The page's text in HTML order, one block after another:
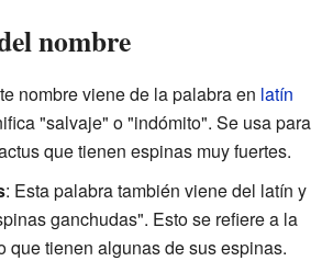
nombre
nombre viene de la palabra en latín
"salvaje" o "indómito". Se usa para
que tienen espinas muy fuertes.
: Esta palabra también viene del latín y
ganchudas". Esto se refiere a la
que tienen algunas de sus espinas.